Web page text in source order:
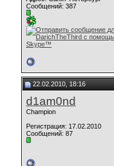
Сообщений: 387
22.02.2010, 18:16
d1am0nd
Champion
Регистрация: 17.02.2010
Сообщений: 87